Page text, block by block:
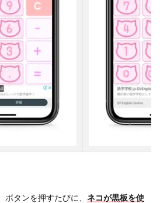
ボタンを押すたびに、 ネコが黒板を使